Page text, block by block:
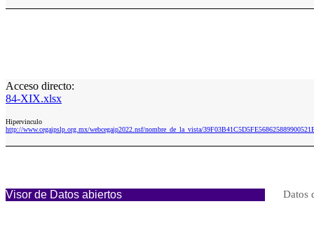
Acceso directo:
84-XIX.xlsx
Hipervinculo
http://www.cegaipslp.org.mx/webcegaip2022.nsf/nombre_de_la_vista/
Visor de Datos abiertos Datos